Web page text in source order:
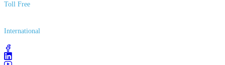
Toll Free
International